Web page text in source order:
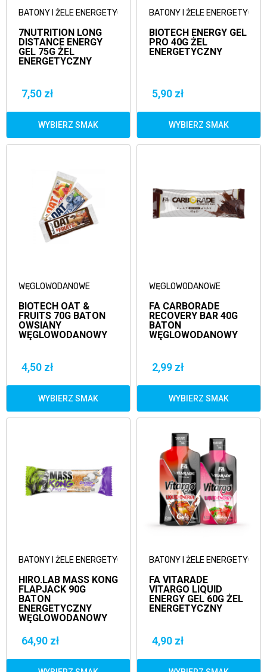
BATONY I ŻELE ENERGETYCZNE
7NUTRITION LONG
DISTANCE ENERGY
GEL 75G ŻEL
ENERGETYCZNY
7,50 zł
WYBIERZ SMAK
BATONY I ŻELE
BIOTECH ENERGY GEL
PRO 40G ŻEL
ENERGETYCZNY
5,90 zł
WYBIERZ SMAK
WĘGLOWODANOWE
BIOTECH OAT &
FRUITS 70G BATON
OWSIANY
WĘGLOWODANOWY
4,50 zł
WYBIERZ SMAK
WĘGLOWODANOWE
FA CARBORADE
RECOVERY BAR 40G
BATON
WĘGLOWODANOWY
2,99 zł
WYBIERZ SMAK
BATONY I ŻELE ENERGETYCZNE
HIRO.LAB MASS KONG
FLAPJACK 90G
BATON
ENERGETYCZNY
WĘGLOWODANOWY
64,90 zł
BATONY I ŻELE
FA VITARADE
VITARGO LIQUID
ENERGY GEL 60G ŻEL
ENERGETYCZNY
4,90 zł